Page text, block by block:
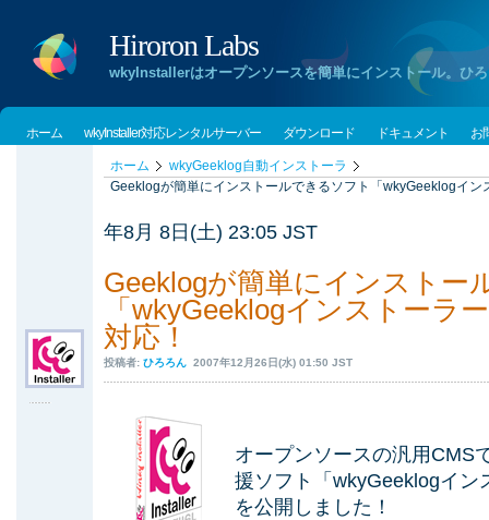
Hiroron Labs
wkyInstallerはオープンソースを簡単にインストール。ひ
ホーム wkyInstaller対応レンタルサーバー ダウンロード ドキュメント お
ホーム
wkyGeeklog自動インストーラ
Geeklogが簡単にインストールできるソフト「wkyGeeklogイン
年8月 8日(土) 23:05 JST
Geeklogが簡単にインストー
「wkyGeeklogインストーラ
対応！
投稿者: ひろろん 2007年12月26日(水) 01:50 JST
オープンソースの汎用CMS
援ソフト「wkyGeeklogイン
を公開しました！